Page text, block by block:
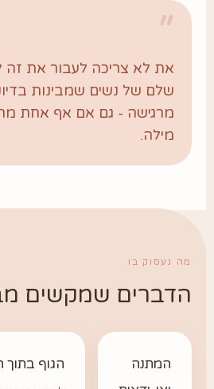
״
את לא צריכה לעבור את זה
שלם של נשים שמבינות בדיוק
מרגישה - גם אם אף אחת מהן
מילה.
נעסוק בו
שמקשים
המתנה
הגוף בתוך